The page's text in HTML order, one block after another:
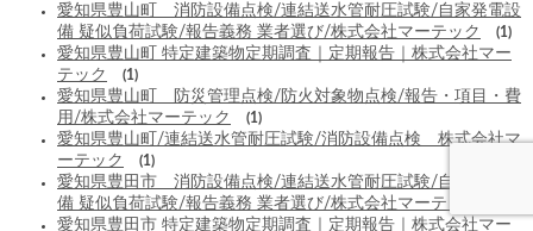
愛知県豊山町 消防設備点検/連結送水管耐圧試験/自家発電設
備 疑似負荷試験/報告義務 業者選び/株式会社マーテック
(1)
愛知県豊山町 特定建築物定期調査｜定期報告｜株式会社マー
テック
(1)
愛知県豊山町 防災管理点検/防火対象物点検/報告・項目・費
用/株式会社マーテック
(1)
愛知県豊山町/連結送水管耐圧試験/消防設備点検 株式会社マ
ーテック
(1)
愛知県豊田市 消防設備点検/連結送水管耐圧試験/自家発電設
備 疑似負荷試験/報告義務 業者選び/株式会社マーテック
愛知県豊田市 特定建築物定期調査｜定期報告｜株式会社マー